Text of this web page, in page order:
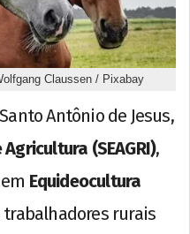
Claussen / Pixabay
Antônio de Jesus,
(SEAGRI),
Equideocultura
rurais